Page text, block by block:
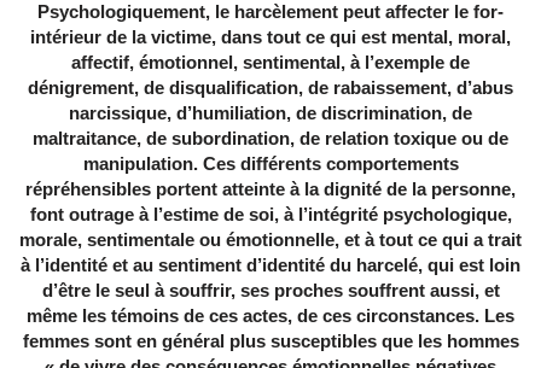
-Psychologiquement, le harcèlement peut affecter le for
intérieur de la victime, dans tout ce qui est mental, moral,
affectif, émotionnel, sentimental, à l’exemple de
dénigrement, de disqualification, de rabaissement, d’abus
narcissique, d’humiliation, de discrimination, de
maltraitance, de subordination, de relation toxique ou de
manipulation. Ces différents comportements
répréhensibles portent atteinte à la dignité de la personne,
font outrage à l’estime de soi, à l’intégrité psychologique,
morale, sentimentale ou émotionnelle, et à tout ce qui a trait
à l’identité et au sentiment d’identité du harcelé, qui est loin
d’être le seul à souffrir, ses proches souffrent aussi, et
même les témoins de ces actes, de ces circonstances. Les
femmes sont en général plus susceptibles que les hommes